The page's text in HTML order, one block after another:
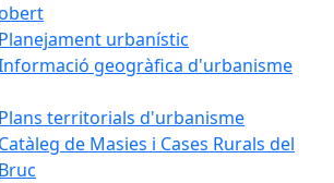
Planejament urbanístic
geogràfica d'urbanisme
Plans territorials d'urbanisme
Catàleg de Masies i Cases Rurals del
Bruc